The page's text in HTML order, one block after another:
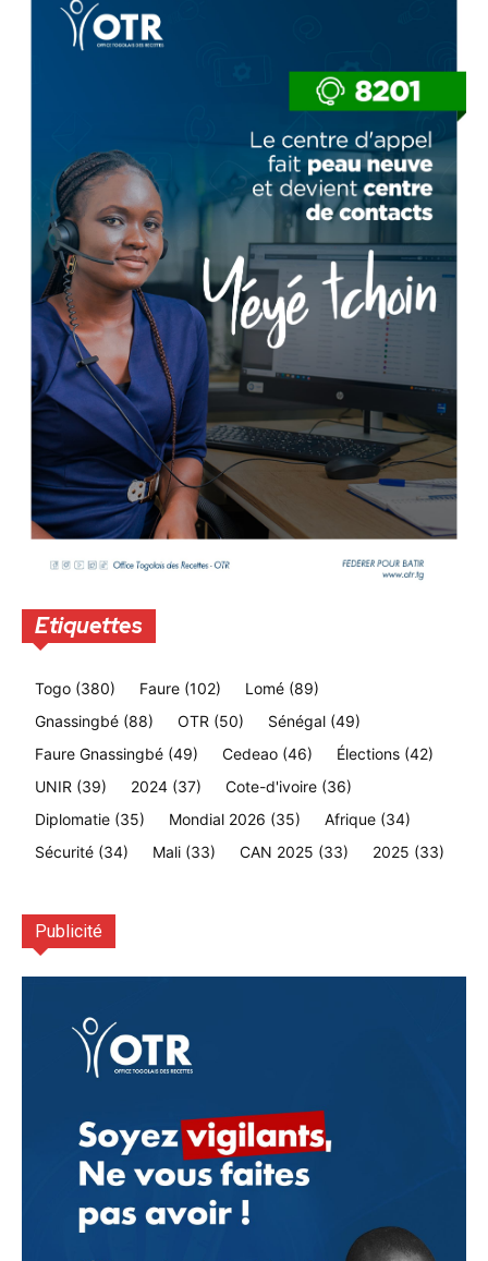
Etiquettes
Togo (380) Faure (102) Lomé (89)
Gnassingbé (88) OTR (50) Sénégal (49)
Faure Gnassingbé (49) Cedeao (46) Élections (42)
UNIR (39) 2024 (37) Cote-d'ivoire (36)
Diplomatie (35) Mondial 2026 (35) Afrique (34)
Sécurité (34) Mali (33) CAN 2025 (33) 2025 (33)
Publicité